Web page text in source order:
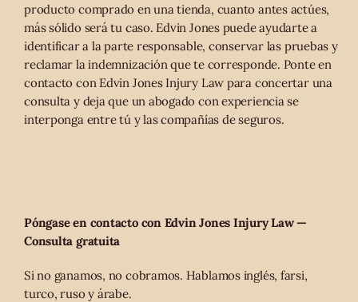
producto comprado en una tienda, cuanto antes actúes,
más sólido será tu caso. Edvin Jones puede ayudarte a
identificar a la parte responsable, conservar las pruebas y
reclamar la indemnización que te corresponde. Ponte en
contacto con Edvin Jones Injury Law para concertar una
consulta y deja que un abogado con experiencia se
interponga entre tú y las compañías de seguros.
Póngase en contacto con Edvin Jones Injury Law —
Consulta gratuita
Si no ganamos, no cobramos. Hablamos inglés, farsi,
turco, ruso y árabe.